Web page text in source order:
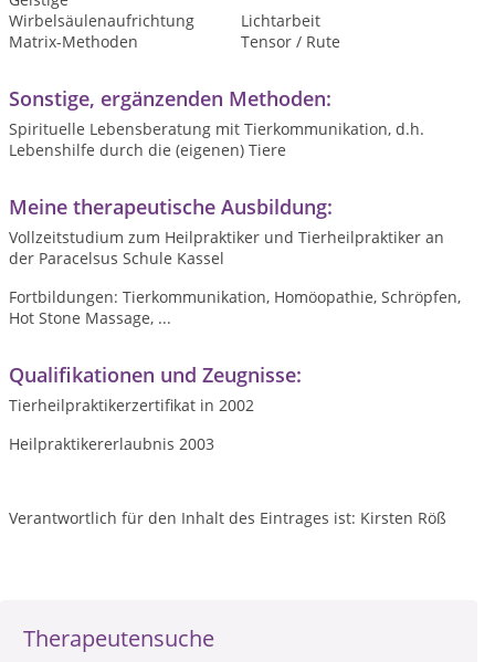
Therapeutensuche
Wirbelsäulenaufrichtung
Lichtarbeit
Matrix-Methoden
Tensor / Rute
Sonstige, ergänzenden Methoden:
Spirituelle Lebensberatung mit Tierkommunikation, d.h.
Lebenshilfe durch die (eigenen) Tiere
Meine therapeutische Ausbildung:
Vollzeitstudium zum Heilpraktiker und Tierheilpraktiker an
der Paracelsus Schule Kassel
Fortbildungen: Tierkommunikation, Homöopathie, Schröpfen,
Hot Stone Massage, ...
Qualifikationen und Zeugnisse:
Tierheilpraktikerzertifikat in 2002
Heilpraktikererlaubnis 2003
Verantwortlich für den Inhalt des Eintrages ist: Kirsten Röß